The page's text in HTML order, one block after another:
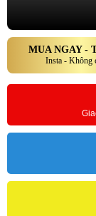
MUA NGAY -
Insta - Không